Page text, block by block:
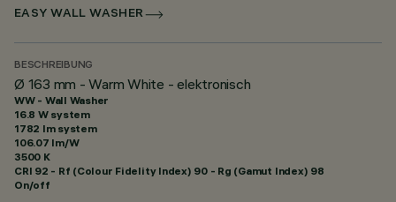
EASY WALL WASHER
BESCHREIBUNG
Ø 163 mm - Warm White - elektronisch
WW - Wall Washer
16.8 W system
1782 lm system
106.07 lm/W
3500 K
CRI 92 - Rf (Colour Fidelity Index) 90 - Rg (Gamut Index) 98
On/off